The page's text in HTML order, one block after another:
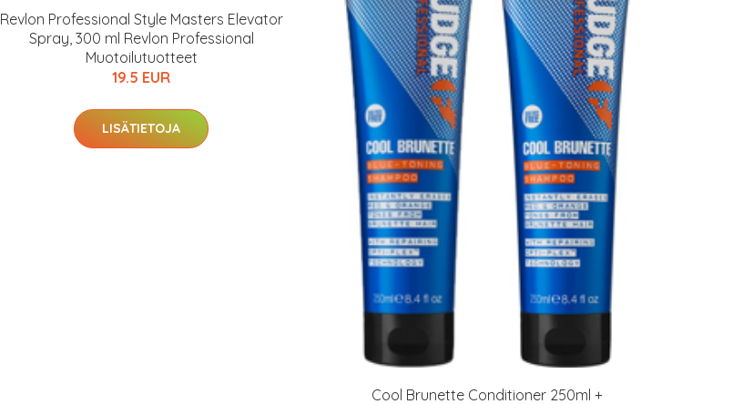
Revlon Professional Style Masters Elevator
Spray, 300 ml Revlon Professional
Muotoilutuotteet
19.5 EUR
LISÄTIETOJA
Cool Brunette Conditioner 250ml +